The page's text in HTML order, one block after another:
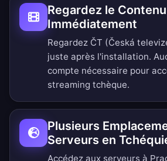
Regardez le
Immédiatement
Regardez ČT (Česká
juste après l'installation.
compte nécessaire pour
streaming tchèque.
Plusieurs
Serveurs en
Accédez aux serveurs à